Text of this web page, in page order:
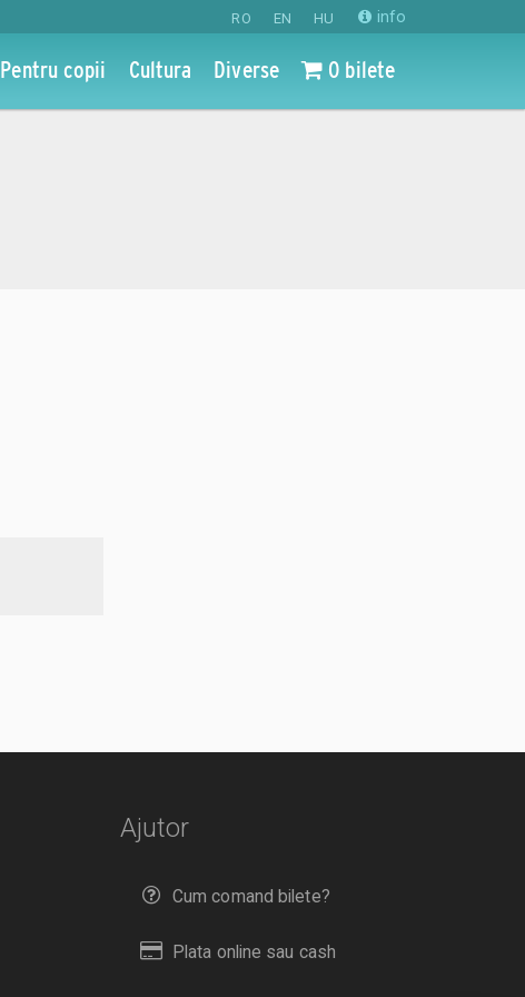
RO EN HU info
Pentru copii Cultura Diverse 0 bilete
Ajutor
Cum comand bilete?
Plata online sau cash